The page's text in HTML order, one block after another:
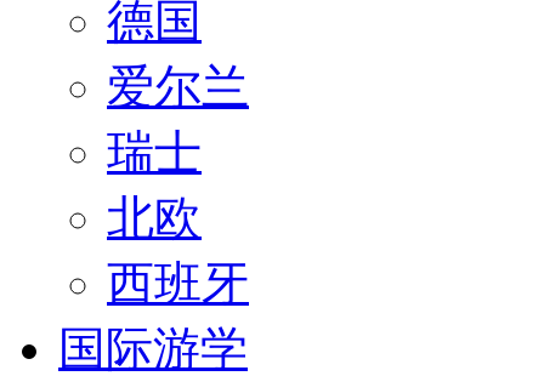
德国
爱尔兰
瑞士
北欧
西班牙
国际游学